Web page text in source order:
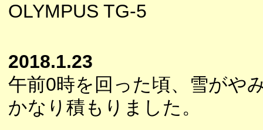
OLYMPUS TG-5
2018.1.23
午前0時を回った頃、雪がや
かなり積もりました。